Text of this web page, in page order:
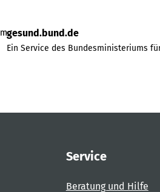
gesund.bund.de
Ein Service des Bundesministeriums
Service
Beratung und Hilfe